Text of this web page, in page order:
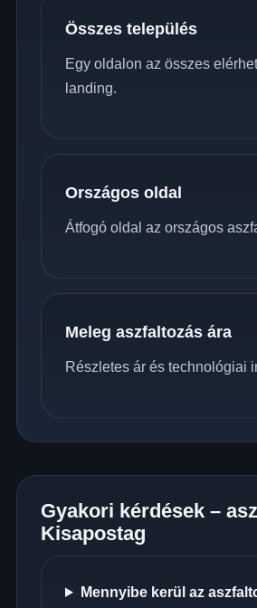
Összes település
Egy oldalon az összes
landing.
Országos oldal
Átfogó oldal az országos
Meleg aszfaltozás ára
Részletes ár és technológiai
Gyakori kérdések –
Kisapostag
Mennyibe kerül az